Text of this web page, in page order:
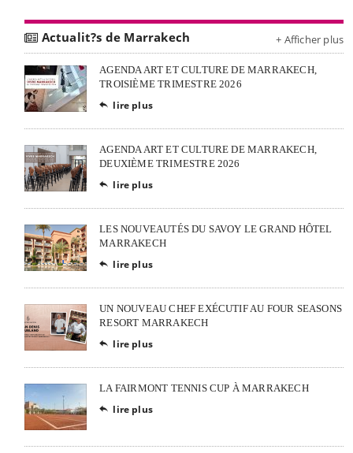
Actualit?s de Marrakech + Afficher plus
AGENDA ART ET CULTURE DE MARRAKECH,
TROISIÈME TRIMESTRE 2026
 lire plus
AGENDA ART ET CULTURE DE MARRAKECH,
DEUXIÈME TRIMESTRE 2026
 lire plus
LES NOUVEAUTÉS DU SAVOY LE GRAND HÔTEL
MARRAKECH
 lire plus
UN NOUVEAU CHEF EXÉCUTIF AU FOUR SEASONS
RESORT MARRAKECH
 lire plus
LA FAIRMONT TENNIS CUP À MARRAKECH
 lire plus